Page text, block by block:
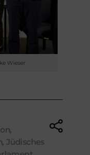
Wieser
,
,Jüdisches